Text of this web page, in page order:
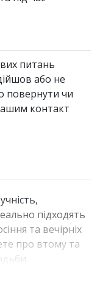
питань
або не
повернути чи
контакт
підходять
та вечірніх
про втому та
і здоров’я